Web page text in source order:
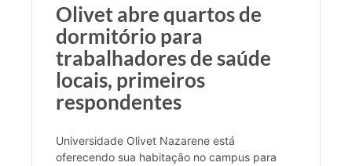
Olivet abre quartos de
dormitório para
trabalhadores de saúde
locais, primeiros
respondentes
Universidade Olivet Nazarene está
oferecendo sua habitação no campus para